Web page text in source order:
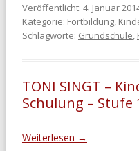
Veröffentlicht: 4. Januar
Kategorie: Fortbildung,
Schlagworte: Grundschule,
TONI SINGT –
Schulung –
Weiterlesen →